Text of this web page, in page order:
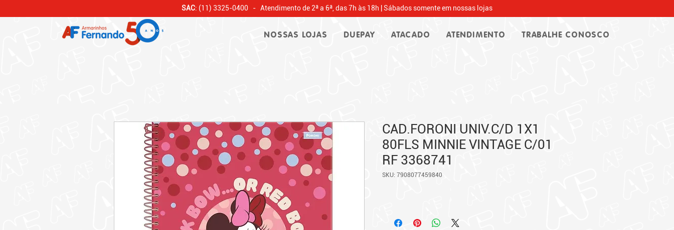
SAC: (11) 3325-0400 - Atendimento de 2ª a 6ª, das 7h às 18h | Sábados somente em nossas lojas
NOSSAS LOJAS DUEPAY ATACADO ATENDIMENTO TRABALHE CONOSCO
CAD.FORONI UNIV.C/D 1X1
80FLS MINNIE VINTAGE C/01
RF 3368741
SKU: 7908077459840